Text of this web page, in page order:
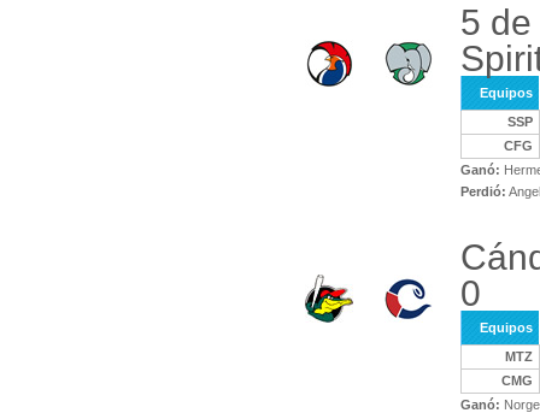
5
Equipos
SSP
CFG
Ganó:
Perdió:
0
Equipos
MTZ
CMG
Ganó: